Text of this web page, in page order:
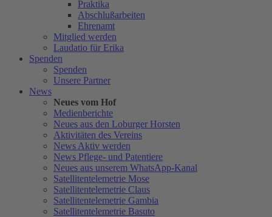
Praktika
Abschlußarbeiten
Ehrenamt
Mitglied werden
Laudatio für Erika
Spenden
Spenden
Unsere Partner
News
Neues vom Hof
Medienberichte
Neues aus den Loburger Horsten
Aktivitäten des Vereins
News Aktiv werden
News Pflege- und Patentiere
Neues aus unserem WhatsApp-Kanal
Satellitentelemetrie Mose
Satellitentelemetrie Claus
Satellitentelemetrie Gambia
Satellitentelemetrie Basuto